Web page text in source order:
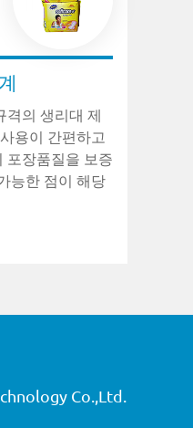
격의 생리대 제
용이 간편하고
포장품질을 보증
능한 점이 해당
Co.,Ltd.